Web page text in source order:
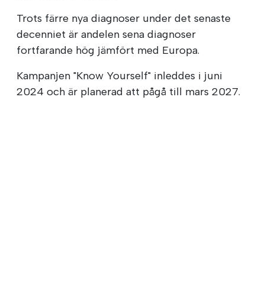
Trots färre nya diagnoser under det senaste
decenniet är andelen sena diagnoser
fortfarande hög jämfört med Europa.
Kampanjen "Know Yourself" inleddes i juni
2024 och är planerad att pågå till mars 2027.